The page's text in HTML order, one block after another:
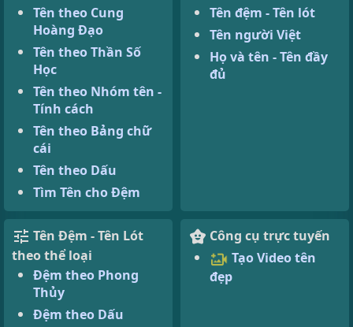
Tên theo Cung
Hoàng Đạo
Tên theo Thần Số
Học
Tên theo Nhóm tên -
Tính cách
Tên theo Bảng chữ
cái
Tên theo Dấu
Tìm Tên cho Đệm
Tên đệm - Tên lót
Tên người Việt
Họ và tên - Tên đầy
đủ
Tên Đệm - Tên Lót
theo thể loại
Đệm theo Phong
Thủy
Đệm theo Dấu
Công cụ trực tuyến
Tạo Video tên
đẹp